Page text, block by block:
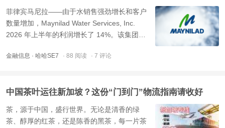
菲律宾马尼拉——由于水销售强劲增长和客户
数量增加，Maynilad Water Services, Inc.
2026 年上半年的利润增长了 14%。该集团周
增至85.1亿比索。Maynilad 的收入也增长了
亿立方米，而计费连 ...
金融信息 · 哈哈SE7 · 88 阅读 · 7 评论
中国茶叶运往新加坡？这份“门到门”物流指南请收好
茶，源于中国，盛行世界。无论是清香的绿
茶、醇厚的红茶，还是陈香的黑茶，每一片茶